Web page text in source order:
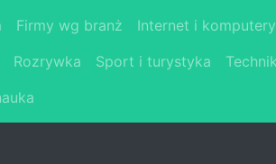
Firmy wg branż Internet i komputery
Rozrywka Sport i turystyka